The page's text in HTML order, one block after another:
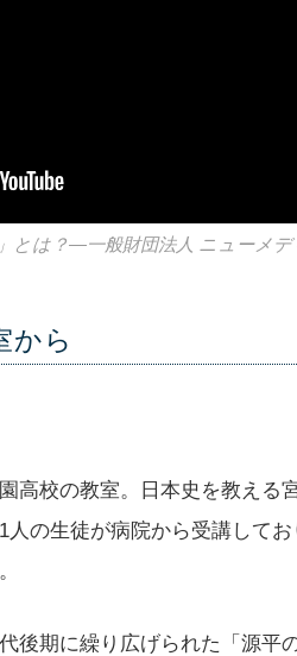
とは？—一般財団法人 ニューメデ
から
高校の教室。日本史を教える
の生徒が病院から受講して
後期に繰り広げられた「源平